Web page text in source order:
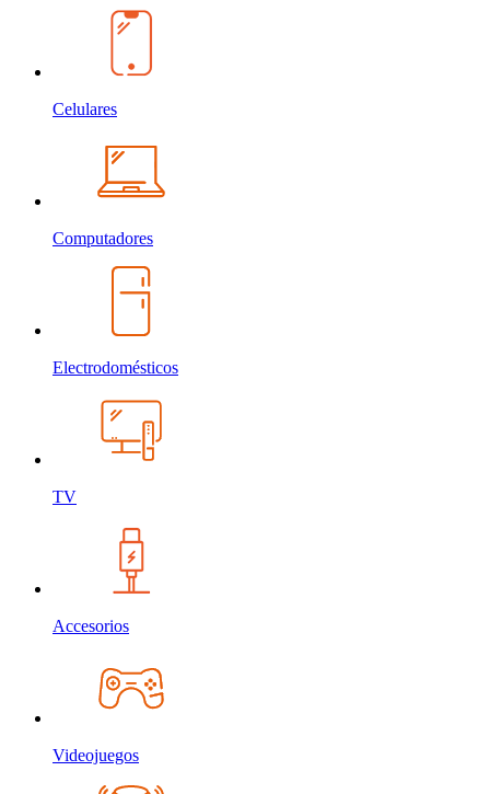
Celulares
Computadores
Electrodomésticos
TV
Accesorios
Videojuegos